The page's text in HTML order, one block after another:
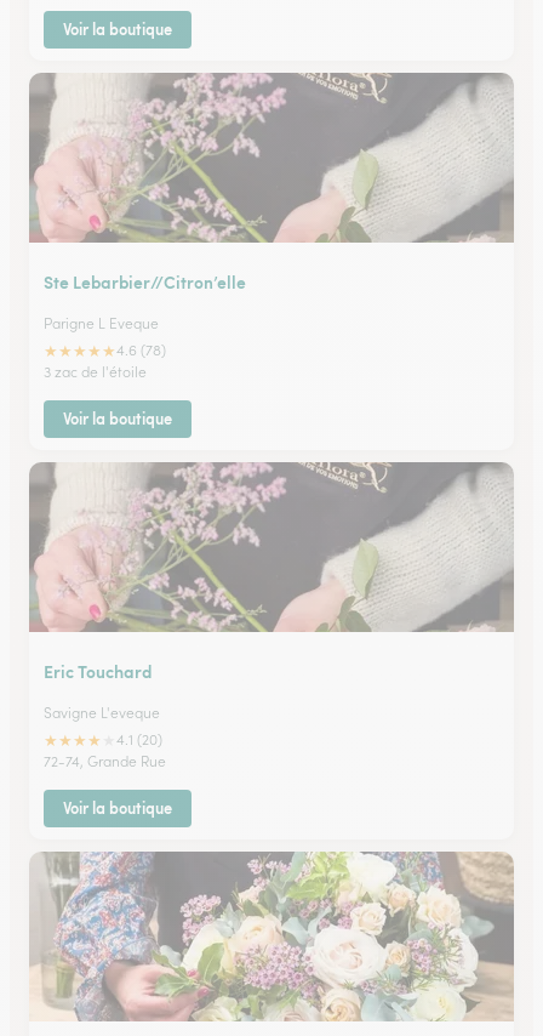
Voir la boutique
Ste Lebarbier//Citron’elle
Parigne L Eveque
★★★★★4.6 (78)
3 zac de l'étoile
Voir la boutique
Eric Touchard
Savigne L'eveque
★★★★
4.1 (20)
72-74, Grande Rue
Voir la boutique